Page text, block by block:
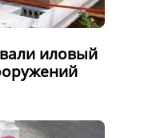
иловый